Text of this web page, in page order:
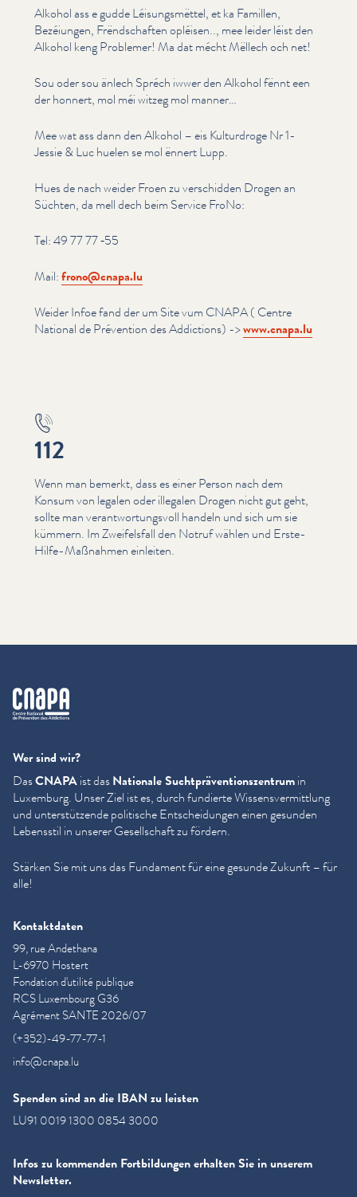
Alkohol ass e gudde Léisungsmët­tel, et ka Famillen,
Bezéiungen, Frënd­schaften opléisen.., mee leider léist den
Alkohol keng Problemer! Ma dat mécht Mëllech och net!
Sou oder sou änlech Spréch iwwer den Alkohol fënnt een
der honnert, mol méi witzeg mol manner…
Mee wat ass dann den Alkohol – eis Kulturdroge Nr 1-
Jessie & Luc huelen se mol ënnert Lupp.
Hues de nach weider Froen zu verschidden Drogen an
Süchten, da mell dech beim Service FroNo:
Tel: 49 77 77 ‑55
Mail:frono@​cnapa.​lu
Weider Infoe fand der um Site vum CNAPA ( Centre
National de Prévention des Addictions) ->www​.cnapa​.lu
112
Wenn man bemerkt, dass es einer Person nach dem
Konsum von legalen oder illegalen Drogen nicht gut geht,
sollte man ver­ant­wor­tungsvoll handeln und sich um sie
kümmern. Im Zweifels­fall den Notruf wählen und Erste-
Hilfe-Maßnahmen einleiten.
cnapa
Wer sind wir?
DasCNAPAist dasNationale Sucht­präven­tion­szen­trumin
Luxemburg. Unser Ziel ist es, durch fundierte Wis­sensver­mit­tlung
und unter­stützende politische Entschei­dun­gen einen gesunden
Lebensstil in unserer Gesellschaft zu fördern.
Stärken Sie mit uns das Fundament für eine gesunde Zukunft – für
alle!
Kontaktdaten
99, rue Andethana
L-6970 Hostert
Fondation d'utilité publique
RCS Luxembourg G36
Agrément SANTE 2026/07
(+352)-49-77-77-1
info@cnapa.lu
Spenden sind an die IBAN zu leisten
LU91 0019 1300 0854 3000
Infos zu kommenden Fortbildungen erhalten Sie in unserem
Newsletter.